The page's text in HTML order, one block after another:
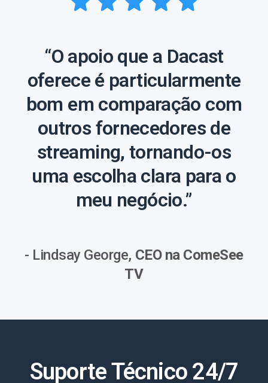
“O apoio que a Dacast
oferece é particularmente
bom em comparação com
outros fornecedores de
streaming, tornando-os
uma escolha clara para o
meu negócio.”
- Lindsay George, CEO na ComeSee
TV
Suporte Técnico 24/7